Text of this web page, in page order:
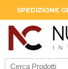
SPEDIZIONE